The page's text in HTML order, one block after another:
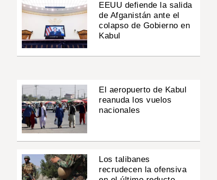
EEUU defiende la salida
de Afganistán ante el
colapso de Gobierno en
Kabul
El aeropuerto de Kabul
reanuda los vuelos
nacionales
Los talibanes
recrudecen la ofensiva